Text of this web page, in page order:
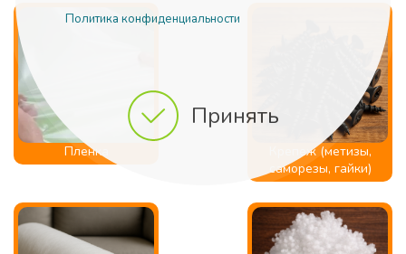
Принять
Политика конфиденциальности
Пленка
Крепеж (метизы,
саморезы, гайки)